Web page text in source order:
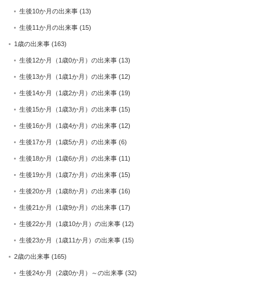
生後10か月の出来事 (13)
生後11か月の出来事 (15)
1歳の出来事 (163)
生後12か月（1歳0か月）の出来事 (13)
生後13か月（1歳1か月）の出来事 (12)
生後14か月（1歳2か月）の出来事 (19)
生後15か月（1歳3か月）の出来事 (15)
生後16か月（1歳4か月）の出来事 (12)
生後17か月（1歳5か月）の出来事 (6)
生後18か月（1歳6か月）の出来事 (11)
生後19か月（1歳7か月）の出来事 (15)
生後20か月（1歳8か月）の出来事 (16)
生後21か月（1歳9か月）の出来事 (17)
生後22か月（1歳10か月）の出来事 (12)
生後23か月（1歳11か月）の出来事 (15)
2歳の出来事 (165)
生後24か月（2歳0か月）～の出来事 (32)